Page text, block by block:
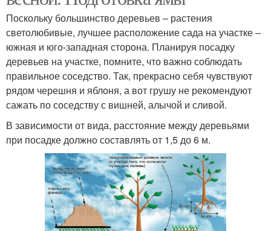
Поскольку большинство деревьев – растения
светолюбивые, лучшее расположение сада на участке –
южная и юго-западная сторона. Планируя посадку
деревьев на участке, помните, что важно соблюдать
правильное соседство. Так, прекрасно себя чувствуют
рядом черешня и яблоня, а вот грушу не рекомендуют
сажать по соседству с вишней, алычой и сливой.
В зависимости от вида, расстояние между деревьями
при посадке должно составлять от 1,5 до 6 м.